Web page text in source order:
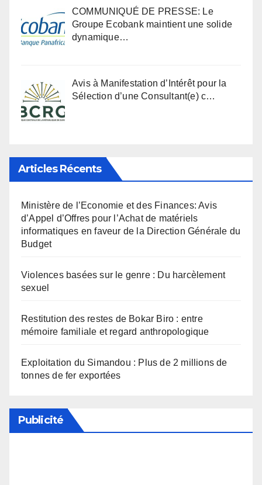
COMMUNIQUÉ DE PRESSE: Le
Groupe Ecobank maintient une solide
dynamique…
Avis à Manifestation d’Intérêt pour la
Sélection d’une Consultant(e) c…
Articles Récents
Ministère de l’Economie et des Finances: Avis
d’Appel d’Offres pour l’Achat de matériels
informatiques en faveur de la Direction Générale du
Budget
Violences basées sur le genre : Du harcèlement
sexuel
Restitution des restes de Bokar Biro : entre
mémoire familiale et regard anthropologique
Exploitation du Simandou : Plus de 2 millions de
tonnes de fer exportées
Publicité